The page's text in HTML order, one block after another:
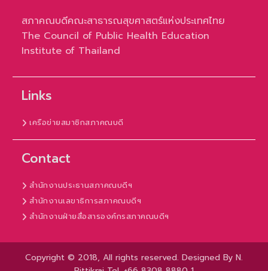
สภาคณบดีคณะสาธารณสุขศาสตร์แห่งประเทศไทย
The Council of Public Health Education
Institute of Thailand
Links
เครือข่ายสมาชิกสภาคณบดี
Contact
สำนักงานประธานสภาคณบดีฯ
สำนักงานเลขาธิการสภาคณบดีฯ
สำนักงานฝ่ายสื่อสารองค์กรสภาคณบดีฯ
Copyright © 2018, All rights reserved. Designed By N.